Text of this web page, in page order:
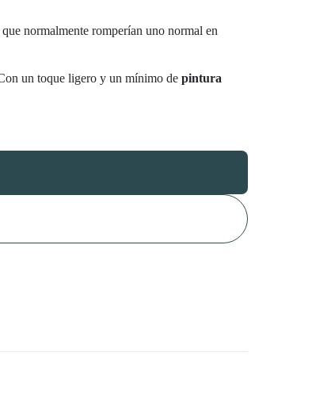
normalmente romperían uno normal en
un toque ligero y un mínimo de pintura